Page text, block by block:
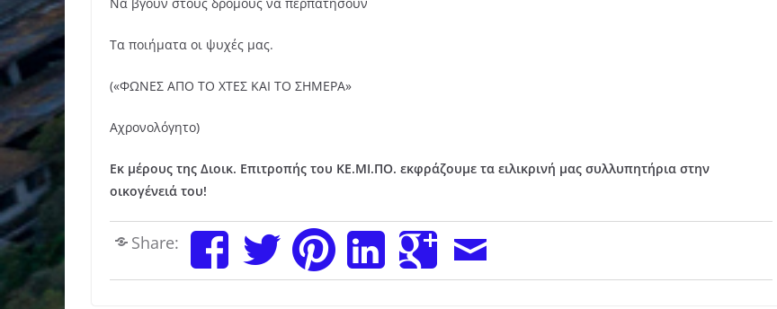
Τα ποιήματα οι ψυχές μας.
(«ΦΩΝΕΣ ΑΠΟ ΤΟ ΧΤΕΣ ΚΑΙ ΤΟ ΣΗΜΕΡΑ»
Αχρονολόγητο)
Εκ μέρους της Διοικ. Επιτροπής του ΚΕ.ΜΙ.ΠΟ. εκφράζουμε τα ειλικρινή μας συλλυπητήρια στην
οικογένειά του!
Share: